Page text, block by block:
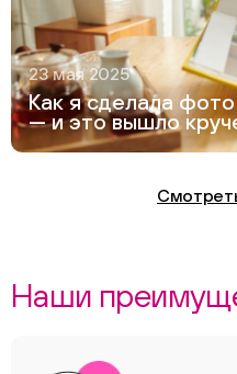
23 мая 2025
Как я сделала
— и это вышло
Наши